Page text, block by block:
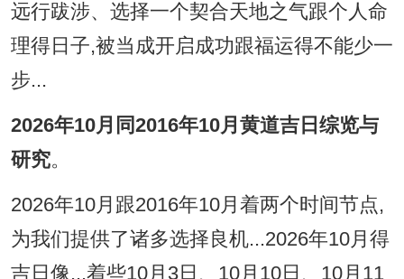
远行跋涉、选择一个契合天地之气跟个人命
理得日子,被当成开启成功跟福运得不能少一
步...
2026年10月同2016年10月黄道吉日综览与
研究。
2026年10月跟2016年10月着两个时间节点,
为我们提供了诸多选择良机...2026年10月得
吉日像...着些10月3日、10月10日、10月11